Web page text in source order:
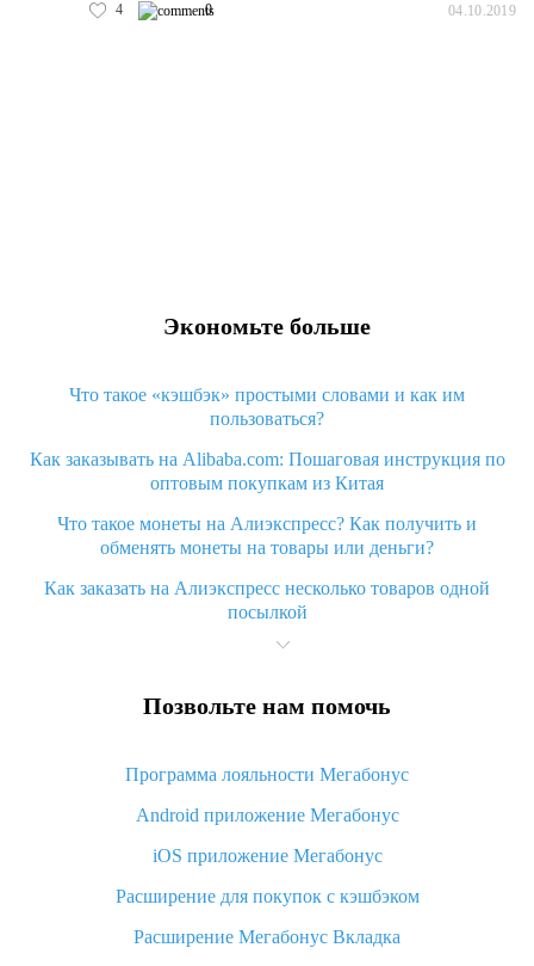
4 0 04.10.2019
Экономьте больше
Что такое «кэшбэк» простыми словами и как им
пользоваться?
Как заказывать на Alibaba.com: Пошаговая инструкция по
оптовым покупкам из Китая
Что такое монеты на Алиэкспресс? Как получить и
обменять монеты на товары или деньги?
Как заказать на Алиэкспресс несколько товаров одной
посылкой
Что значит статус «Заказ закрыт» на Алиэкспресс и что
Что делать, если Алиэкспресс просит ввести паспортные
Как узнать, куда пришла посылка с Алиэкспресс
Вы отменили заказ на Алиэкспресс, когда вернут деньги?
Что такое баллы на Алиэкспресс, как их получить и
«AliExpress Standard Shipping»: что это за метод доставки и
как его отслеживать
Позвольте нам помочь
Программа лояльности Мегабонус
Android приложение Мегабонус
iOS приложение Мегабонус
Расширение для покупок с кэшбэком
Расширение Мегабонус Вкладка